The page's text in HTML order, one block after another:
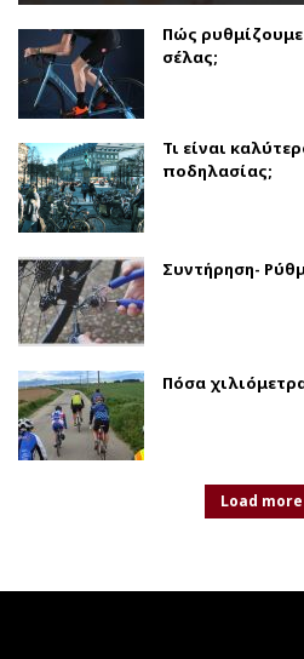
Πώς
σέλας;
Τι είναι
ποδηλασίας;
Συντήρηση-
Πόσα
Load more